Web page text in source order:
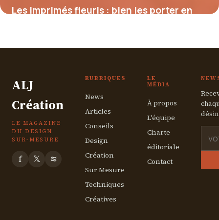
Les imprimés fleuris : bien les porter en
ALJ
Création
LE MAGAZINE
DU DESIGN
SUR-MESURE
f 𝕏 ≋
RUBRIQUES
News
Articles
Conseils
Design
Création
Sur Mesure
Techniques
Créatives
LE
MÉDIA
À propos
L'équipe
Charte
éditoriale
Contact